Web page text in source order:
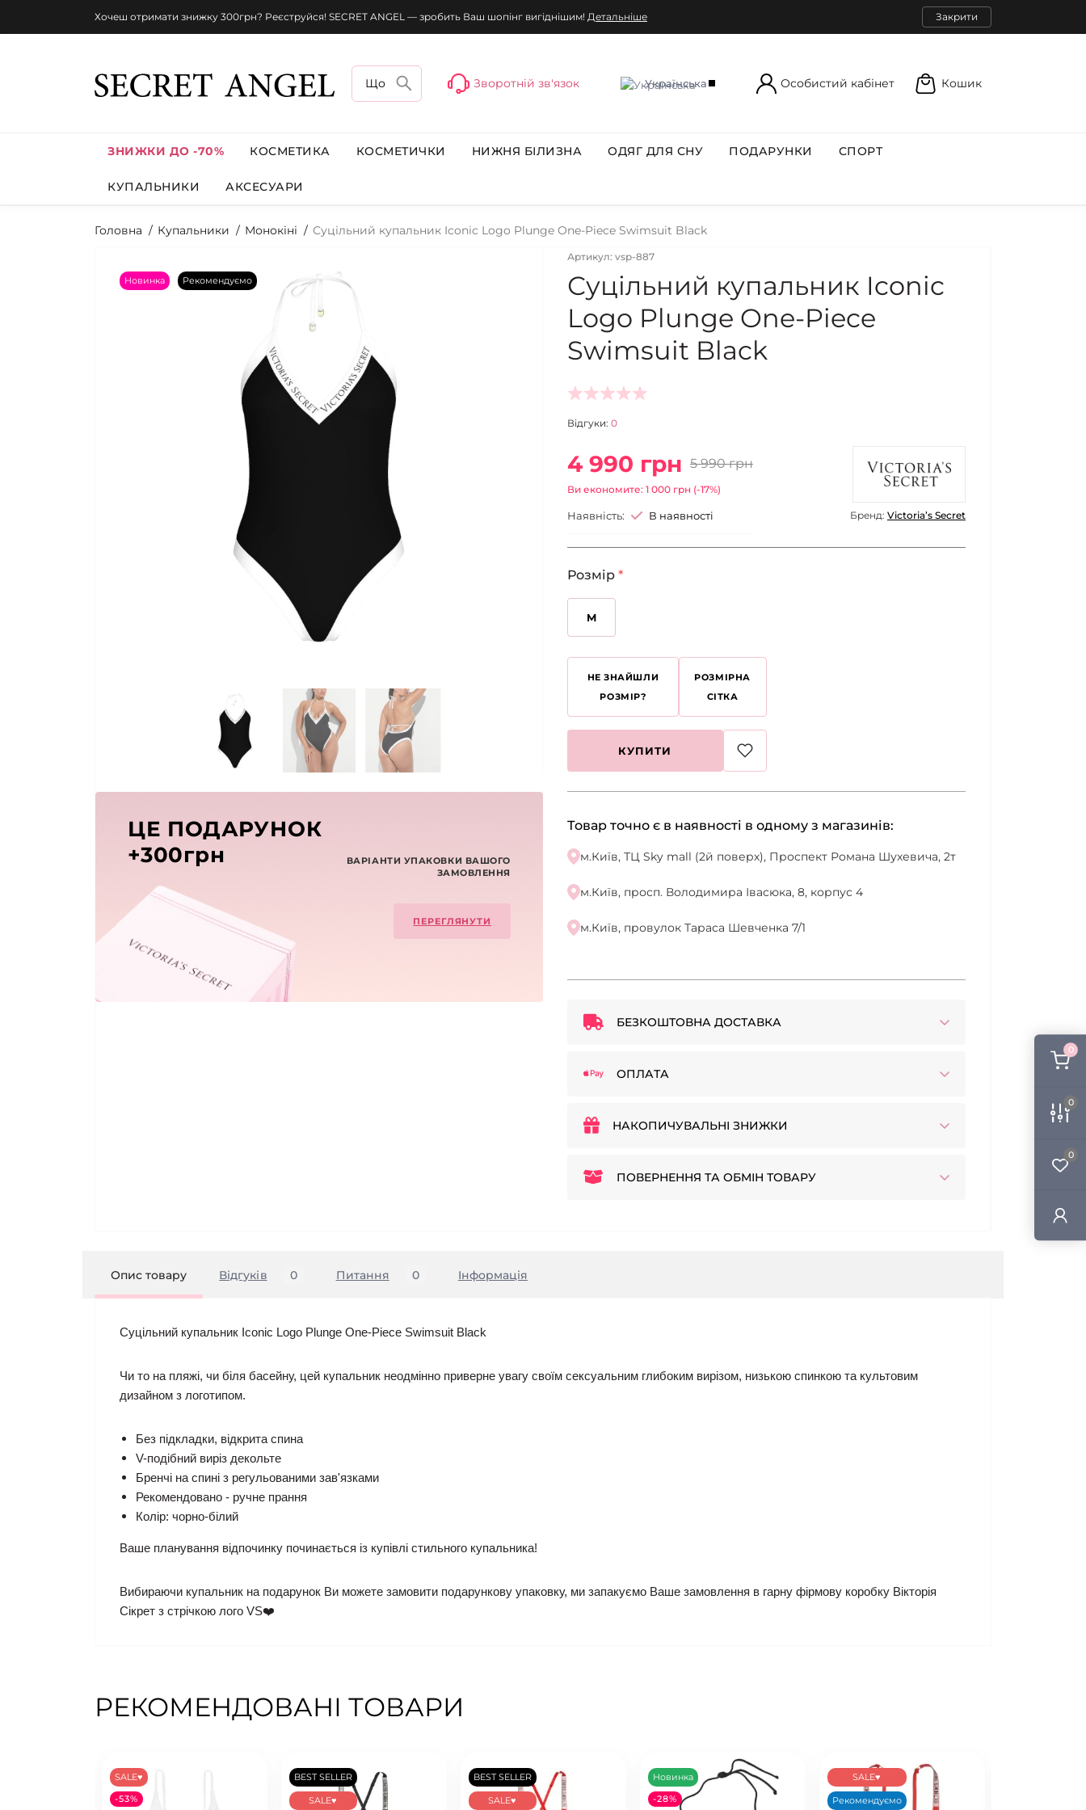
0
0
0
Хочеш отримати знижку 300грн? Реєструйся! SECRET ANGEL — зробить Ваш шопінг вигіднішим! Детальніше Закрити
Зворотній зв'язок Українська Особистий кабінет Кошик
ЗНИЖКИ ДО -70% КОСМЕТИКА КОСМЕТИЧКИ НИЖНЯ БІЛИЗНА ОДЯГ ДЛЯ СНУ ПОДАРУНКИ СПОРТ
КУПАЛЬНИКИ АКСЕСУАРИ
Головна Купальники Монокіні Суцільний купальник Iconic Logo Plunge One-Piece Swimsuit Black
Новинка Рекомендуємо
ЦЕ ПОДАРУНОК
+300грн
ВАРІАНТИ УПАКОВКИ ВАШОГО
ЗАМОВЛЕННЯ
ПЕРЕГЛЯНУТИ
Артикул: vsp-887
Суцільний купальник Iconic
Logo Plunge One-Piece
Swimsuit Black
Відгуки: 0
4 990 грн 5 990 грн
Ви економите: 1 000 грн (-17%)
Наявність: В наявності Бренд: Victoria’s Secret
Розмір *
M
НЕ ЗНАЙШЛИ
РОЗМІР?
РОЗМІРНА
СІТКА
КУПИТИ
Товар точно є в наявності в одному з магазинів:
м.Київ, ТЦ Sky mall (2й поверх), Проспект Романа Шухевича, 2т
м.Київ, просп. Володимира Івасюка, 8, корпус 4
м.Київ, провулок Тараса Шевченка 7/1
БЕЗКОШТОВНА ДОСТАВКА
ОПЛАТА
НАКОПИЧУВАЛЬНІ ЗНИЖКИ
ПОВЕРНЕННЯ ТА ОБМІН ТОВАРУ
Опис товару Відгуків 0 Питання 0 Iнформація
Суцільний купальник Iconic Logo Plunge One-Piece Swimsuit Black
Чи то на пляжі, чи біля басейну, цей купальник неодмінно приверне увагу своїм сексуальним глибоким вирізом, низькою спинкою та культовим
дизайном з логотипом.
Без підкладки, відкрита спина
V-подібний виріз декольте
Бренчі на спині з регульованими зав'язками
Рекомендовано - ручне прання
Колір: чорно-білий
Ваше планування відпочинку починається із купівлі стильного купальника!
Вибираючи купальник на подарунок Ви можете замовити подарункову упаковку, ми запакуємо Ваше замовлення в гарну фірмову коробку Вікторія
Сікрет з стрічкою лого VS❤️
РЕКОМЕНДОВАНІ ТОВАРИ
SALE♥
-53%
BEST SELLER
SALE♥
BEST SELLER
SALE♥
Новинка
-28%
SALE♥
Рекомендуємо